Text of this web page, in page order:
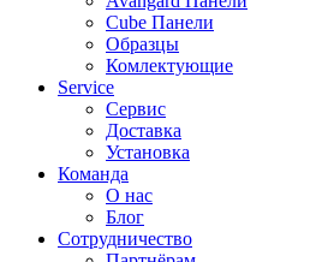
Cube Панели
Образцы
Комлектующие
Service
Сервис
Доставка
Установка
Команда
О нас
Блог
Сотрудничество